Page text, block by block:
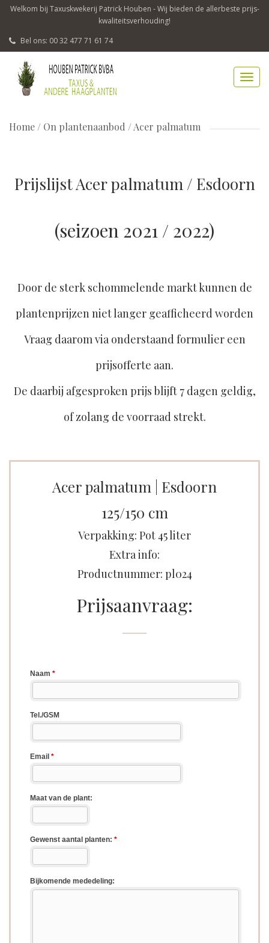
Welkom bij Taxuskwekerij Patrick Houben - Wij bieden de allerbeste prijs-
kwaliteitsverhouding!
Bel ons: 00 32 477 71 61 74
Home / On plantenaanbod / Acer palmatum
Prijslijst Acer palmatum / Esdoorn
(seizoen 2021 / 2022)
Door de sterk schommelende markt kunnen de
plantenprijzen niet langer geafficheerd worden
Vraag daarom via onderstaand formulier een
prijsofferte aan.
De daarbij afgesproken prijs blijft 7 dagen geldig,
of zolang de voorraad strekt.
Acer palmatum | Esdoorn
125/150 cm
Verpakking: Pot 45 liter
Extra info:
Productnummer: pl024
Prijsaanvraag: